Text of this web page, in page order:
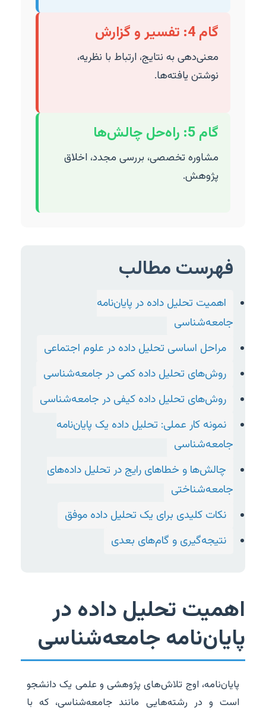
گام 4: تفسیر و گزارش
معنی‌دهی به نتایج، ارتباط با نظریه،
نوشتن یافته‌ها.
گام 5: راه‌حل چالش‌ها
مشاوره تخصصی، بررسی مجدد، اخلاق
پژوهش.
فهرست مطالب
اهمیت تحلیل داده در پایان‌نامه
جامعه‌شناسی
مراحل اساسی تحلیل داده در علوم اجتماعی
روش‌های تحلیل داده کمی در جامعه‌شناسی
روش‌های تحلیل داده کیفی در جامعه‌شناسی
نمونه کار عملی: تحلیل داده یک پایان‌نامه
جامعه‌شناسی
چالش‌ها و خطاهای رایج در تحلیل داده‌های
جامعه‌شناختی
نکات کلیدی برای یک تحلیل داده موفق
نتیجه‌گیری و گام‌های بعدی
اهمیت تحلیل داده در
پایان‌نامه جامعه‌شناسی
پایان‌نامه، اوج تلاش‌های پژوهشی و علمی یک دانشجو
است و در رشته‌هایی مانند جامعه‌شناسی، که با